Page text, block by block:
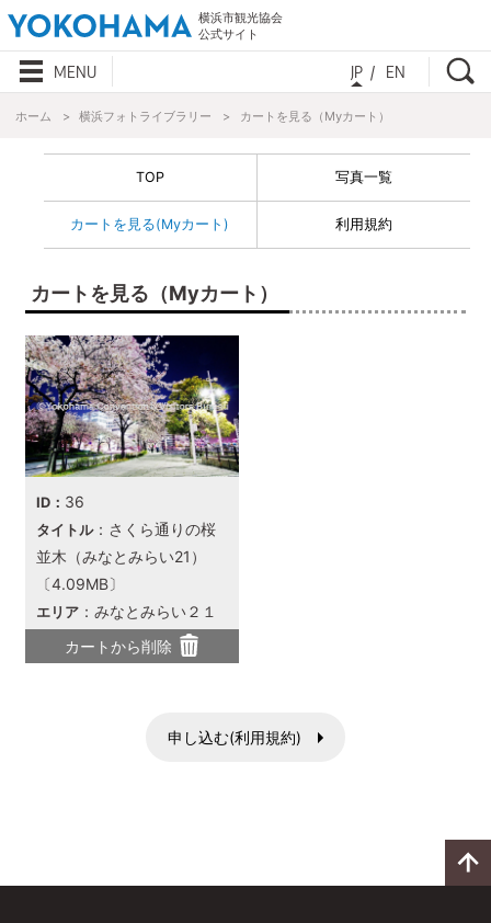
横浜市観光協会
公式サイト
MENU JP EN
ホーム 横浜フォトライブラリー カートを見る（Myカート）
TOP 写真一覧
カートを見る(Myカート) 利用規約
カートを見る（Myカート）
ID： 36
タイトル：さくら通りの桜
並木（みなとみらい21）
〔4.09MB〕
エリア ：みなとみらい２１
カートから削除
申し込む(利用規約)